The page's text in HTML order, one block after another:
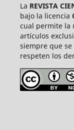
La REVISTA
bajo la licencia
cual permite la
artículos
siempre que
respeten los